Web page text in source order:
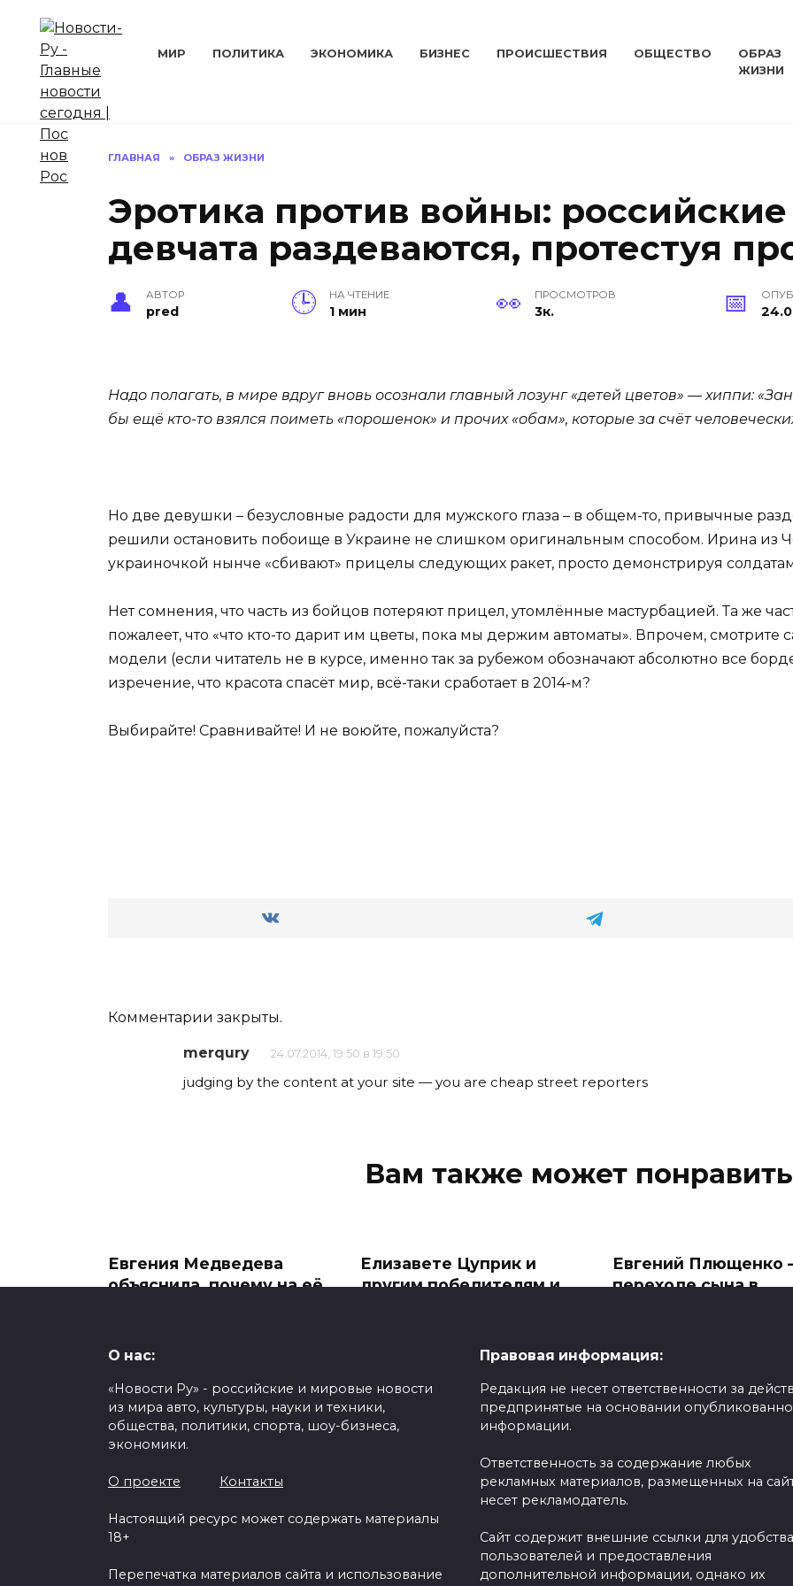
содержанию
МИР ПОЛИТИКА ЭКОНОМИКА БИЗНЕС ПРОИСШЕСТВИЯ ОБЩЕСТВО
ОБРАЗ
ЖИЗНИ
ГЛАВНАЯ » ОБРАЗ ЖИЗНИ
Эротика против войны:
девчата раздеваются, протестуя
АВТОР
pred
НА ЧТЕНИЕ
1 мин
ПРОСМОТРОВ
3к.
Надо полагать, в мире вдруг вновь осознали главный лозунг «детей цветов» — хиппи:
бы ещё кто-то взялся поиметь «порошенок» и прочих «обам», которые за счёт
Но две девушки – безусловные радости для мужского глаза – в общем-то, привычные
решили остановить побоище в Украине не слишком оригинальным способом. Ирина из
украиночкой нынче «сбивают» прицелы следующих ракет, просто демонстрируя
Нет сомнения, что часть из бойцов потеряют прицел, утомлённые мастурбацией. Та же
пожалеет, что «что кто-то дарит им цветы, пока мы держим автоматы». Впрочем, смотрите
модели (если читатель не в курсе, именно так за рубежом обозначают абсолютно все
изречение, что красота спасёт мир, всё-таки сработает в 2014-м?
Выбирайте! Сравнивайте! И не воюйте, пожалуйста?
Комментарии закрыты.
merqury 24.07.2014, 19:50 в 19:50
judging by the content at your site — you are cheap street reporters
Вам также может
Евгения Медведева
объяснила, почему на её
увеличить с 50 до 100+
Медведева, выходящая этим
летом
0 498
Елизавете Цуприк и
другим победителям и
«Витебск» вручены
В начале гала-концерта
участников детского
музыкального
Евгений Плющенко
переходе сына в
России»
сменой спортивного
гражданства
тепло поздравила с
Александра Трусова
отметила двухлетие
Уильям и Кейт
О нас:
«Новости Ру» - российские и мировые новости
из мира авто, культуры, науки и техники,
общества, политики, спорта, шоу-бизнеса,
экономики.
О проекте Контакты
Настоящий ресурс может содержать материалы
18+
Перепечатка материалов сайта и использование
Правовая информация:
Редакция не несет ответственности за
предпринятые на основании
информации.
Ответственность за содержание любых
рекламных материалов, размещенных на
несет рекламодатель.
Сайт содержит внешние ссылки для удобства
пользователей и предоставления
дополнительной информации, однако их